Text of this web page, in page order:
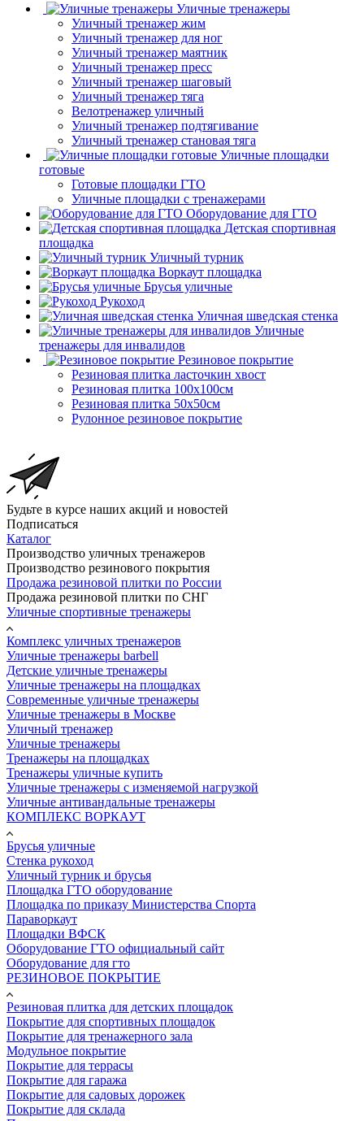
Уличные тренажеры
Уличный тренажер жим
Уличный тренажер для ног
Уличный тренажер маятник
Уличный тренажер пресс
Уличный тренажер шаговый
Уличный тренажер тяга
Велотренажер уличный
Уличный тренажер подтягивание
Уличный тренажер становая тяга
Уличные площадки
готовые
Готовые площадки ГТО
Уличные площадки с тренажерами
Оборудование для ГТО
Детская спортивная
площадка
Уличный турник
Воркаут площадка
Брусья уличные
Рукоход
Уличная шведская стенка
Уличные
тренажеры для инвалидов
Резиновое покрытие
Резиновая плитка ласточкин хвост
Резиновая плитка 100х100см
Резиновая плитка 50х50см
Рулонное резиновое покрытие
Будьте в курсе наших акций и новостей
Подписаться
Каталог
Производство уличных тренажеров
Производство резинового покрытия
Продажа резиновой плитки по России
Продажа резиновой плитки по СНГ
Уличные спортивные тренажеры
Комплекс уличных тренажеров
Уличные тренажеры barbell
Детские уличные тренажеры
Уличные тренажеры на площадках
Современные уличные тренажеры
Уличные тренажеры в Москве
Уличный тренажер
Уличные тренажеры
Тренажеры на площадках
Тренажеры уличные купить
Уличные тренажеры с изменяемой нагрузкой
Уличные антивандальные тренажеры
КОМПЛЕКС ВОРКАУТ
Брусья уличные
Стенка рукоход
Уличный турник и брусья
Площадка ГТО оборудование
Площадка по приказу Министерства Спорта
Параворкаут
Площадки ВФСК
Оборудование ГТО официальный сайт
Оборудование для гто
РЕЗИНОВОЕ ПОКРЫТИЕ
Резиновая плитка для детских площадок
Покрытие для спортивных площадок
Покрытие для тренажерного зала
Модульное покрытие
Покрытие для террасы
Покрытие для гаража
Покрытие для садовых дорожек
Покрытие для склада